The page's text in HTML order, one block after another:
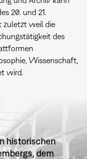
20. und 21.
zuletzt weil die
des
Wissenschaft,
wird.
historischen
dem